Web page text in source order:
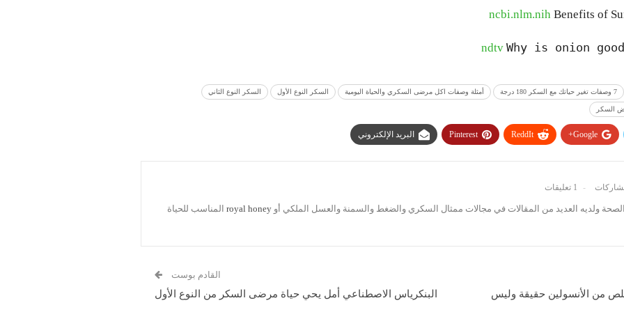
ncbi.nlm.nih Benefits of
ndtv Why is onion
7 وصفات تغير حياتك مع السكر 180 درجة أمثلة وصفات اكل مرضى السكري والحياة اليومية السكر النوع الأول السكر النوع الثاني
السكر
Google+
ReddIt
Pinterest البريد الإلكتروني
1 تعليقات
ولديه العديد من المقالات في مجالات ممثال السكري والضغط والسمنة والعسل الملكي أو royal honey المناسب للحياة
من الأنسولين حقيقة وليس
القادم بوست
البنكرياس الاصطناعي أمل يحي حياة مرضى السكر من النوع الأول